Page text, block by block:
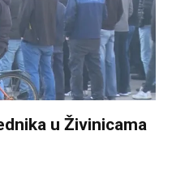
u Živinicama